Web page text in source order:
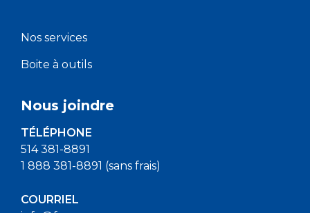
Nos services
Boite à outils
Nous joindre
TÉLÉPHONE
514 381-8891
1 888 381-8891 (sans frais)
COURRIEL